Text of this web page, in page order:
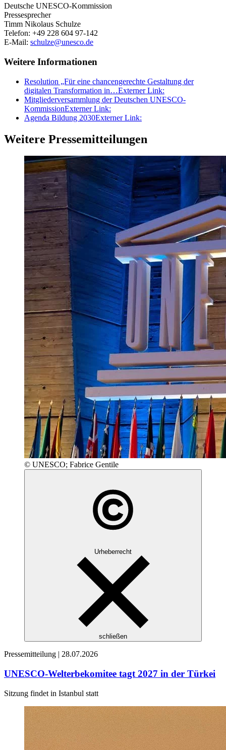
Deutsche UNESCO-Kommission
Pressesprecher
Timm Nikolaus Schulze
Telefon: +49 228 604 97-142
E-Mail: schulze@unesco.de
Weitere Informationen
Resolution „Für eine chancengerechte Gestaltung der
digitalen Transformation in…Externer Link:
Mitgliederversammlung der Deutschen UNESCO-
KommissionExterner Link:
Agenda Bildung 2030Externer Link:
Weitere Pressemitteilungen
© UNESCO; Fabrice Gentile
Urheberrecht
schließen
Pressemitteilung | 28.07.2026
UNESCO-Welterbekomitee tagt 2027 in der Türkei
Sitzung findet in Istanbul statt